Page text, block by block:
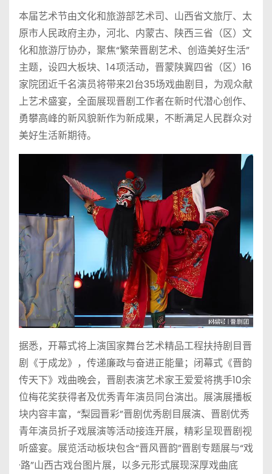
本届艺术节由文化和旅游部艺术司、山西省文旅厅、太
原市人民政府主办，河北、内蒙古、陕西三省（区）文
化和旅游厅协办，聚焦“繁荣晋剧艺术、创造美好生活”
主题，设四大板块、14项活动，晋蒙陕冀四省（区）16
家院团近千名演员将带来21台35场戏曲剧目，为观众献
上艺术盛宴，全面展现晋剧工作者在新时代潜心创作、
勇攀高峰的新风貌新作为新成果，不断满足人民群众对
美好生活新期待。
据悉，开幕式将上演国家舞台艺术精品工程扶持剧目晋
剧《于成龙》，传递廉政与奋进正能量；闭幕式《晋韵
传天下》戏曲晚会，晋剧表演艺术家王爱爱将携手10余
位梅花奖获得者及优秀青年演员同台演出。展演展播板
块内容丰富，“梨园晋彩”晋剧优秀剧目展演、晋剧优秀
青年演员折子戏展演等活动接连开展，精彩呈现晋剧视
听盛宴。展览活动板块包含“晋风晋韵”晋剧专题展与“戏
·路”山西古戏台图片展，以多元形式展现深厚戏曲底